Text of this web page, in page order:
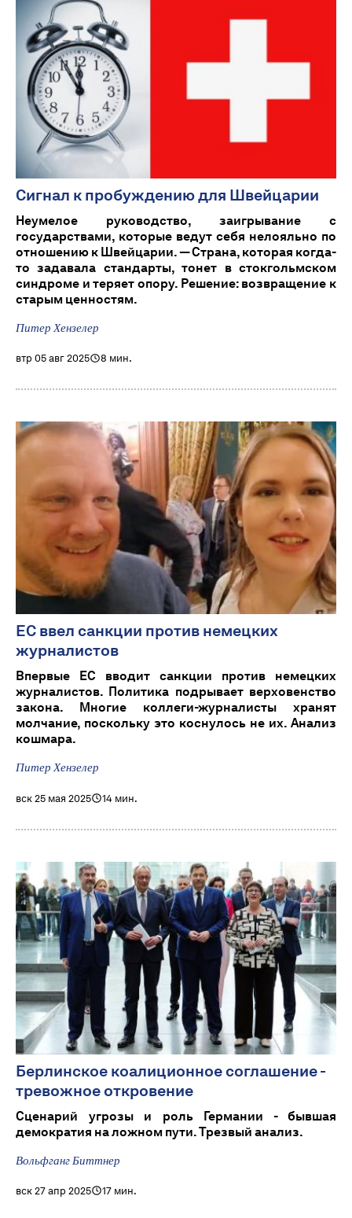
Сигнал к пробуждению для Швейцарии
Неумелое руководство, заигрывание с
государствами, которые ведут себя нелояльно по
отношению к Швейцарии. — Страна, которая когда-
то задавала стандарты, тонет в стокгольмском
синдроме и теряет опору. Решение: возвращение к
старым ценностям.
Питер Хензелер
втр 05 авг 2025 8 мин.
ЕС ввел санкции против немецких
журналистов
Впервые ЕС вводит санкции против немецких
журналистов. Политика подрывает верховенство
закона. Многие коллеги-журналисты хранят
молчание, поскольку это коснулось не их. Анализ
кошмара.
Питер Хензелер
вск 25 мая 2025 14 мин.
Берлинское коалиционное соглашение -
тревожное откровение
Сценарий угрозы и роль Германии - бывшая
демократия на ложном пути. Трезвый анализ.
Вольфганг Биттнер
вск 27 апр 2025 17 мин.